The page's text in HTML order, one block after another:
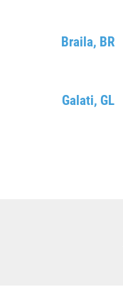
Braila, BR
Galati, GL